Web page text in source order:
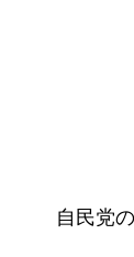
自民党